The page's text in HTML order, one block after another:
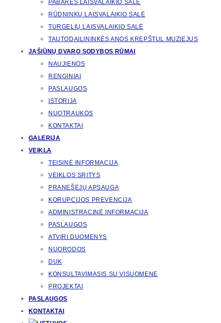
PABARĖS LAISVALAIKIO SALĖ
RŪDNINKŲ LAISVALAIKIO SALĖ
TURGELIŲ LAISVALAIKIO SALĖ
TAUTODAILININKĖS ANOS KREPŠTUL MUZIEJUS
JAŠIŪNŲ DVARO SODYBOS RŪMAI
NAUJIENOS
RENGINIAI
PASLAUGOS
ISTORIJA
NUOTRAUKOS
KONTAKTAI
GALERIJA
VEIKLA
TEISINĖ INFORMACIJA
VEIKLOS SRITYS
PRANEŠĖJŲ APSAUGA
KORUPCIJOS PREVENCIJA
ADMINISTRACINĖ INFORMACIJA
PASLAUGOS
ATVIRI DUOMENYS
NUORODOS
DUK
KONSULTAVIMASIS SU VISUOMENE
PROJEKTAI
PASLAUGOS
KONTAKTAI